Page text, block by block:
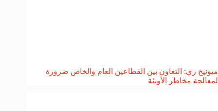
ميونيخ ري: التعاون بين القطاعين العام والخاص ضرورة
لمعالجة مخاطر الأوبئة